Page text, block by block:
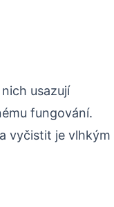
usazují
fungování.
vyčistit je vlhkým